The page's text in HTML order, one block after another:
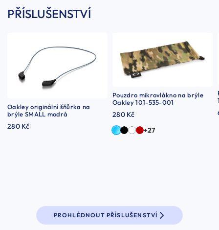
PŘÍSLUŠENSTVÍ
Oakley originální šňůrka na
brýle SMALL modrá
280 Kč
Pouzdro mikrovlákno na brýle
Oakley 101-535-001
280 Kč
+27
PROHLÉDNOUT PŘÍSLUŠENSTVÍ